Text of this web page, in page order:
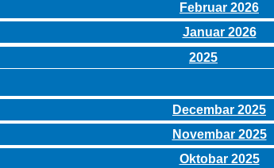
Februar 2026
Januar 2026
2025
Decembar 2025
Novembar 2025
Oktobar 2025